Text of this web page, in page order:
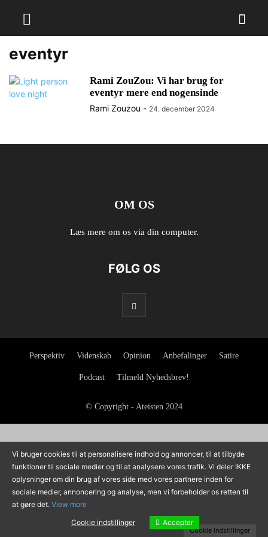
eventyr
Rami ZouZou: Vi har brug for
eventyr mere end nogensinde
Rami Zouzou - 24. december 2024
OM OS
Læs mere om os via din computer.
FØLG OS
Perspektiv Videnskab Opinion Anbefalinger Satire
Podcast Tilmeld Nyhedsbrev!
© Copyright - Ateisten 2024
Vi bruger cookies til at personalisere indhold og annoncer, til at tilbyde
funktioner til sociale medier og til at analysere vores trafik. Vi deler IKKE
oplysninger om din brug af vores side med vores partnere inden for
sociale medier, annoncering og analyse, men vi forbeholder os retten til
at gøre det. View more
Cookie indstillinger
Accepter
Cookie indstillinger